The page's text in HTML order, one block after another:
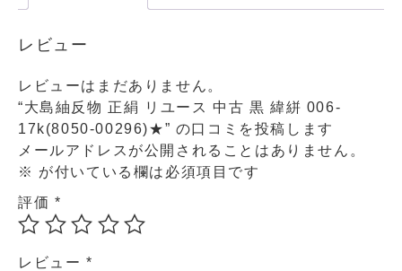
レビュー
レビューはまだありません。
“大島紬反物 正絹 リユース 中古 黒 緯絣 006-
17k(8050-00296)★” の口コミを投稿します
メールアドレスが公開されることはありません。
※ が付いている欄は必須項目です
評価 *
レビュー *